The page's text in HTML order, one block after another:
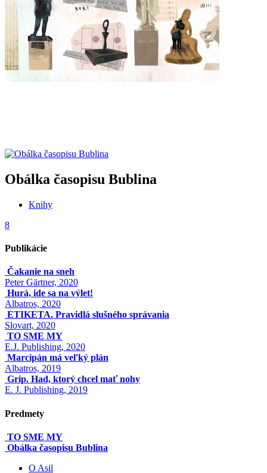
Obálka časopisu Bublina
Knihy
8
Publikácie
Čakanie na sneh
Peter Gärtner, 2020
Hurá, ide sa na výlet!
Albatros, 2020
ETIKETA. Pravidlá slušného správania
Slovart, 2020
TO SME MY
E.J. Publishing, 2020
Marcipán má veľký plán
Albatros, 2019
Grip. Had, ktorý chcel mať nohy
E. J. Publishing, 2019
Predmety
TO SME MY
Obálka časopisu Bublina
O Asil